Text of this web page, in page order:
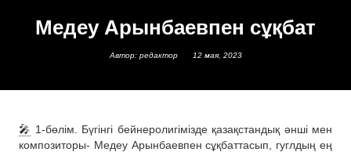
Медеу Арынбаевпен сұқбат
Автор: редактор 12 мая, 2023
🎤 1-бөлім. Бүгінгі бейнеролигімізде қазақстандық әнші мен
композиторы- Медеу Арынбаевпен сұқбаттасып, гуглдың ең